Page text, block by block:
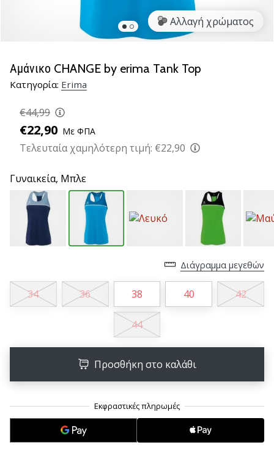
του
βόλεϊ
όπως
Ελάτε
μαζί
ως
της
μάρκας
μας.
11. 8. 2022
Weplayvolleyball
Πρόγραμμα
σας
ιστολόγιο,
Αλλαγή χρώματος
Αμάνικο CHANGE by erima Tank Top
Κατηγορία: Erima
€44,99
€22,90 Με ΦΠΑ
Τελευταία χαμηλότερη τιμή: €22,90
Γυναικεία, Μπλε
Διάγραμμα μεγεθών
34 36 38 40 42
44
Προσθήκη στο καλάθι